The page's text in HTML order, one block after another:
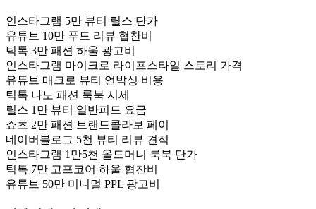
인스타그램 5만 뷰티 릴스 단가
유튜브 10만 푸드 리뷰 협찬비
틱톡 3만 패션 하울 광고비
인스타그램 마이크로 라이프스타일 스토리 가격
유튜브 매크로 뷰티 언박싱 비용
틱톡 나노 패션 룩북 시세
릴스 1만 뷰티 일반피드 요금
쇼츠 2만 패션 브랜드콜라보 페이
네이버블로그 5천 뷰티 리뷰 견적
인스타그램 1만5천 올드머니 룩북 단가
틱톡 7만 고프코어 하울 협찬비
유튜브 50만 미니멀 PPL 광고비